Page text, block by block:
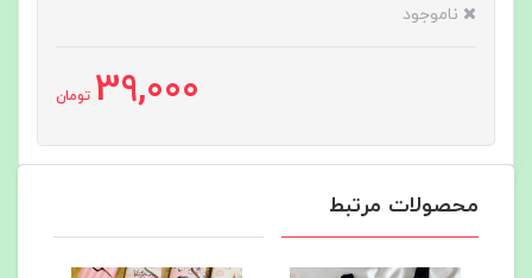
ناموجود
39,000 تومان
محصولات مرتبط